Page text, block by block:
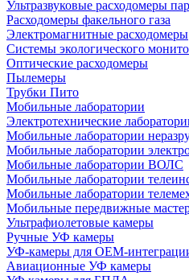
Ультразвуковые расходомеры
Расходомеры факельного газа
Электромагнитные расходомеры
Системы экологического
Оптические расходомеры
Пылемеры
Трубки Пито
Мобильные лаборатории
Электротехнические
Мобильные лаборатории
Мобильные лаборатории
Мобильные лаборатории ВОЛС
Мобильные лаборатории
Мобильные лаборатории
Мобильные передвижные
Ультрафиолетовые камеры
Ручные УФ камеры
УФ-камеры для OEM-
Авиационные УФ камеры